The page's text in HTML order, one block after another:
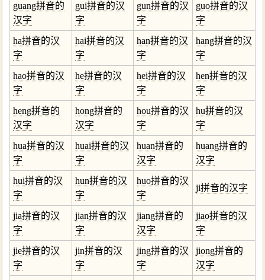
guang拼音的
汉字
gui拼音的汉
字
gun拼音的汉
字
guo拼音的汉
字
ha拼音的汉
字
hai拼音的汉
字
han拼音的汉
字
hang拼音的汉
字
hao拼音的汉
字
he拼音的汉
字
hei拼音的汉
字
hen拼音的汉
字
heng拼音的
汉字
hong拼音的
汉字
hou拼音的汉
字
hu拼音的汉
字
hua拼音的汉
字
huai拼音的汉
字
huan拼音的
汉字
huang拼音的
汉字
hui拼音的汉
字
hun拼音的汉
字
huo拼音的汉
字
ji拼音的汉字
jia拼音的汉
字
jian拼音的汉
字
jiang拼音的
汉字
jiao拼音的汉
字
jie拼音的汉
字
jin拼音的汉
字
jing拼音的汉
字
jiong拼音的
汉字